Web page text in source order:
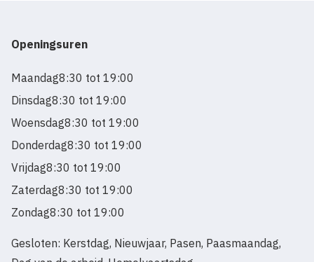
Openingsuren
Maandag8:30 tot 19:00
Dinsdag8:30 tot 19:00
Woensdag8:30 tot 19:00
Donderdag8:30 tot 19:00
Vrijdag8:30 tot 19:00
Zaterdag8:30 tot 19:00
Zondag8:30 tot 19:00
Gesloten: Kerstdag, Nieuwjaar, Pasen, Paasmaandag,